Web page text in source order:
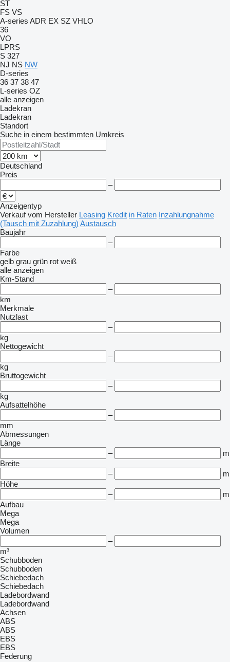
ST
FS VS
A-series ADR EX SZ VHLO
36
VO
LPRS
S 327
NJ NS NW
D-series
36 37 38 47
L-series OZ
alle anzeigen
Ladekran
Ladekran
Standort
Suche in einem bestimmten Umkreis
Deutschland
Preis
–
Anzeigentyp
Verkauf vom Hersteller Leasing Kredit in Raten Inzahlungnahme
(Tausch mit Zuzahlung) Austausch
Baujahr
–
Farbe
gelb grau grün rot weiß
alle anzeigen
Km-Stand
–
km
Merkmale
Nutzlast
–
kg
Nettogewicht
–
kg
Bruttogewicht
–
kg
Aufsattelhöhe
–
mm
Abmessungen
Länge
–
m
Breite
–
m
Höhe
–
m
Aufbau
Mega
Mega
Volumen
–
m³
Schubboden
Schubboden
Schiebedach
Schiebedach
Ladebordwand
Ladebordwand
Achsen
ABS
ABS
EBS
EBS
Federung